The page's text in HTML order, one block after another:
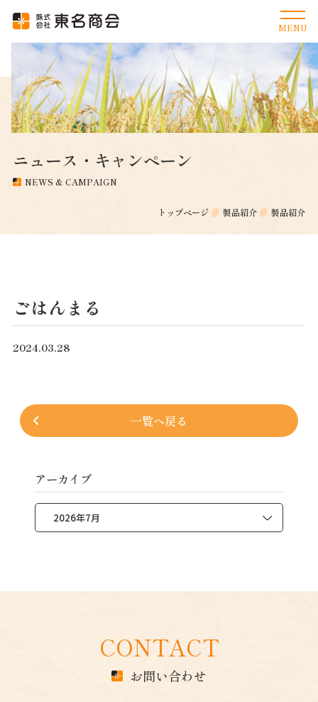
ニュース・キャンペーン
NEWS & CAMPAIGN
トップページ 製品紹介 製品紹介
ごはんまる
2024.03.28
一覧へ戻る
アーカイブ
CONTACT
お問い合わせ